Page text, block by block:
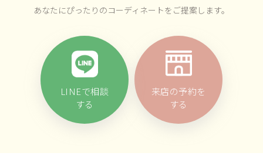
来店の予約を
する
あなたにぴったりのコーディネートをご提案します。
LINEで相談
する